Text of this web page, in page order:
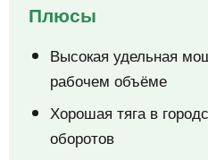
Плюсы
Высокая удельная
рабочем объёме
Хорошая тяга в
оборотов